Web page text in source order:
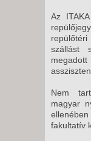
Az
szállást
Nem
magyar
fakultatív